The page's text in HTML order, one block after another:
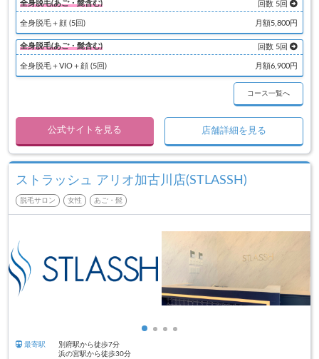
全身脱毛(あご・髭含む) 回数 5回
全身脱毛＋顔 (5回) 月額5,800円
全身脱毛(あご・髭含む) 回数 5回
全身脱毛＋VIO＋顔 (5回) 月額6,900円
コース一覧へ
公式サイトを見る 店舗詳細を見る
ストラッシュ アリオ加古川店(STLASSH)
脱毛サロン 女性 あご・髭
最寄駅
別府駅から徒歩7分
浜の宮駅から徒歩30分